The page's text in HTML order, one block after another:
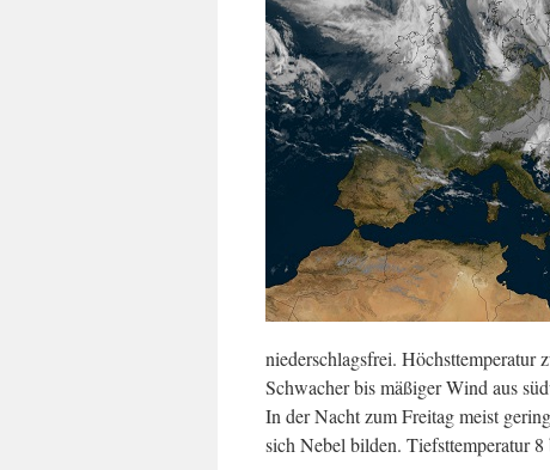
niederschlagsfrei. Höchsttemperatur
Schwacher bis mäßiger Wind aus
In der Nacht zum Freitag meist
sich Nebel bilden. Tiefsttemperatur